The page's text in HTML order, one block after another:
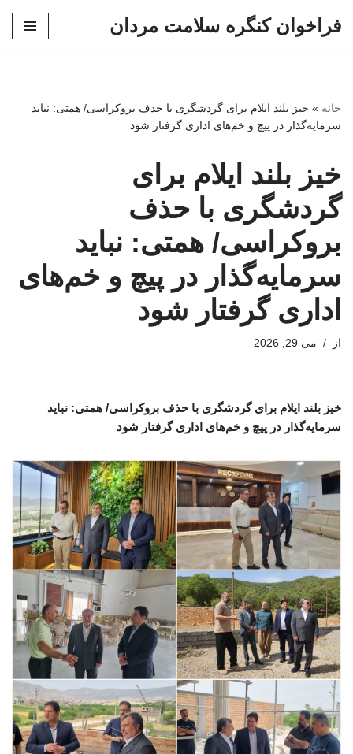
فراخوان کنگره سلامت مردان
خانه » خیز بلند ایلام برای گردشگری با حذف بروکراسی/ همتی: نباید
سرمایه‌گذار در پیچ و خم‌های اداری گرفتار شود
خیز بلند ایلام برای
گردشگری با حذف
بروکراسی/ همتی: نباید
سرمایه‌گذار در پیچ و خم‌های
اداری گرفتار شود
از می 29, 2026
خیز بلند ایلام برای گردشگری با حذف بروکراسی/ همتی: نباید
سرمایه‌گذار در پیچ و خم‌های اداری گرفتار شود